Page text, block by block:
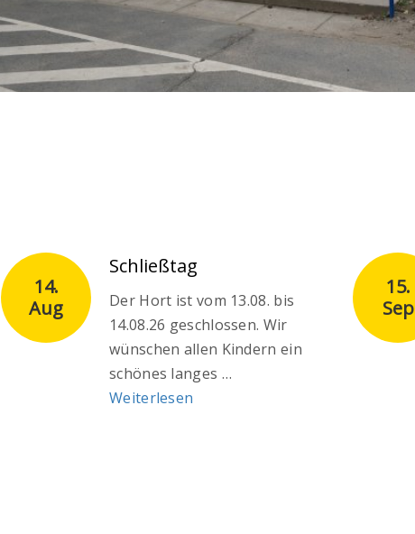
14.
Aug
Schließtag
Der Hort ist vom 13.08. bis
14.08.26 geschlossen. Wir
wünschen allen Kindern ein
schönes langes …
Weiterlesen
15.
Sep